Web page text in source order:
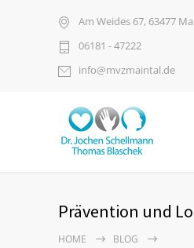
Am Weides 67, 63477
06181 - 47222
info@mvzmaintal.de
Prävention und
HOME
BLOG